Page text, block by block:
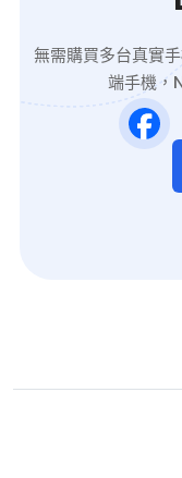
無需購買多台真實
端手機，